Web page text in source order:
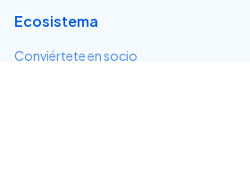
Ecosistema
Conviértete en socio